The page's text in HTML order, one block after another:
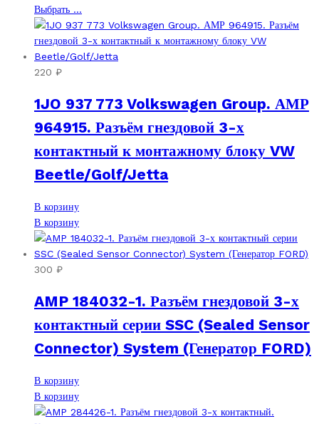
имеет
несколько
вариаций.
выбрать
странице
товара.
Выбрать ...
товар
имеет
несколько
можно
на
странице
220 ₽
1JO 937 773 Volkswagen Group. АМР
964915. Разъём гнездовой 3-х
контактный к монтажному блоку VW
Beetle/Golf/Jetta
В корзину
В корзину
300 ₽
AMP 184032-1. Разъём гнездовой 3-х
контактный серии SSC (Sealed Sensor
Connector) System (Генератор FORD)
В корзину
В корзину